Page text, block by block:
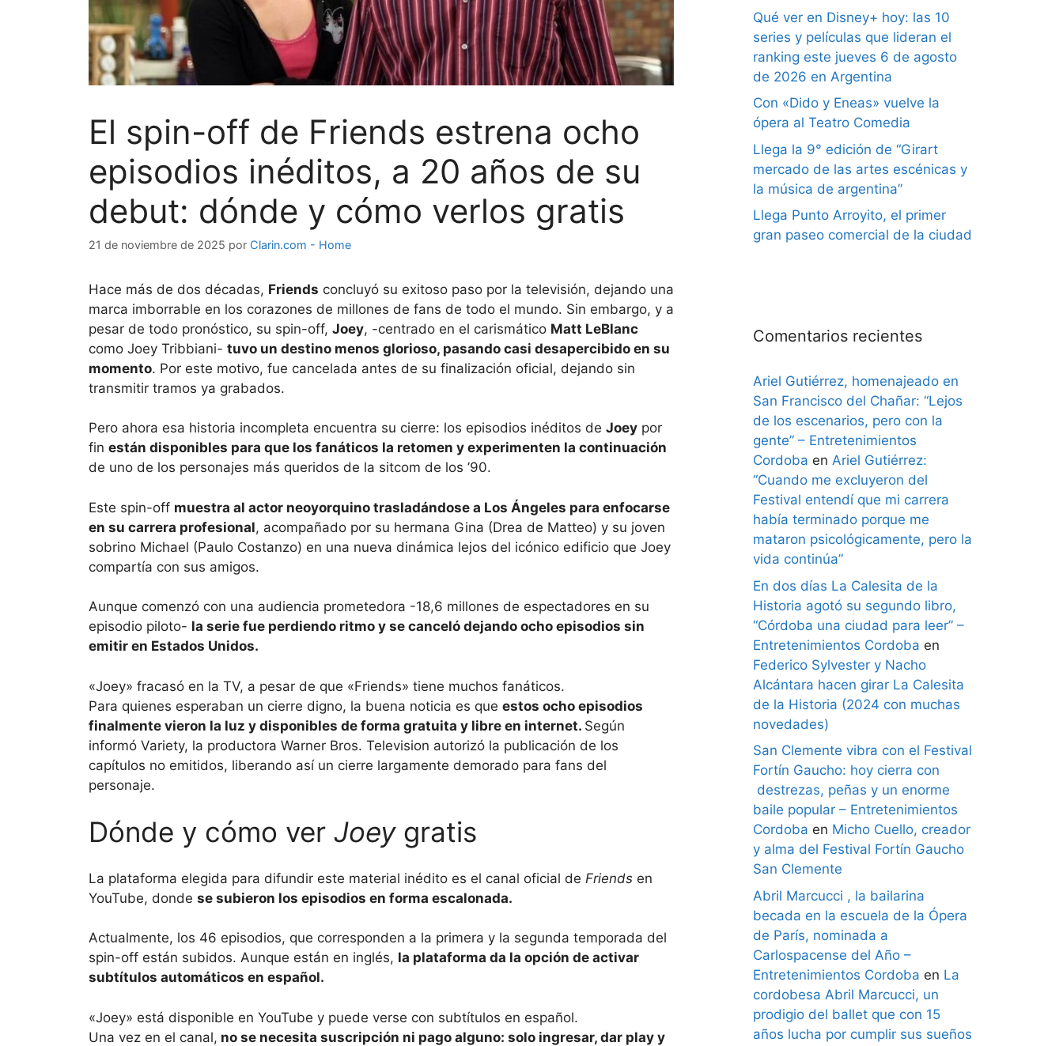
El spin-off de Friends estrena ocho
episodios inéditos, a 20 años de su
debut: dónde y cómo verlos gratis
21 de noviembre de 2025 por Clarin.com - Home
Hace más de dos décadas, Friends concluyó su exitoso paso por la televisión, dejando una
marca imborrable en los corazones de millones de fans de todo el mundo. Sin embargo, y a
pesar de todo pronóstico, su spin-off, Joey, -centrado en el carismático Matt LeBlanc
como Joey Tribbiani- tuvo un destino menos glorioso, pasando casi desapercibido en su
momento. Por este motivo, fue cancelada antes de su finalización oficial, dejando sin
transmitir tramos ya grabados.
Pero ahora esa historia incompleta encuentra su cierre: los episodios inéditos de Joey por
fin están disponibles para que los fanáticos la retomen y experimenten la continuación
de uno de los personajes más queridos de la sitcom de los ’90.
Este spin-off muestra al actor neoyorquino trasladándose a Los Ángeles para enfocarse
en su carrera profesional, acompañado por su hermana Gina (Drea de Matteo) y su joven
sobrino Michael (Paulo Costanzo) en una nueva dinámica lejos del icónico edificio que Joey
compartía con sus amigos.
Aunque comenzó con una audiencia prometedora -18,6 millones de espectadores en su
episodio piloto- la serie fue perdiendo ritmo y se canceló dejando ocho episodios sin
emitir en Estados Unidos.
«Joey» fracasó en la TV, a pesar de que «Friends» tiene muchos fanáticos.
Para quienes esperaban un cierre digno, la buena noticia es que estos ocho episodios
finalmente vieron la luz y disponibles de forma gratuita y libre en internet. Según
informó Variety, la productora Warner Bros. Television autorizó la publicación de los
capítulos no emitidos, liberando así un cierre largamente demorado para fans del
personaje.
Dónde y cómo ver Joey gratis
La plataforma elegida para difundir este material inédito es el canal oficial de Friends en
YouTube, donde se subieron los episodios en forma escalonada.
Actualmente, los 46 episodios, que corresponden a la primera y la segunda temporada del
spin-off están subidos. Aunque están en inglés, la plataforma da la opción de activar
subtítulos automáticos en español.
«Joey» está disponible en YouTube y puede verse con subtítulos en español.
Una vez en el canal, no se necesita suscripción ni pago alguno: solo ingresar, dar play y
Qué ver en Disney+ hoy: las 10
series y películas que lideran el
ranking este jueves 6 de agosto
de 2026 en Argentina
Con «Dido y Eneas» vuelve la
ópera al Teatro Comedia
Llega la 9° edición de “Girart
mercado de las artes escénicas y
la música de argentina”
Llega Punto Arroyito, el primer
gran paseo comercial de la ciudad
Comentarios recientes
Ariel Gutiérrez, homenajeado en
San Francisco del Chañar: “Lejos
de los escenarios, pero con la
gente” – Entretenimientos
Cordoba en Ariel Gutiérrez:
“Cuando me excluyeron del
Festival entendí que mi carrera
había terminado porque me
mataron psicológicamente, pero la
vida continúa”
En dos días La Calesita de la
Historia agotó su segundo libro,
“Córdoba una ciudad para leer” –
Entretenimientos Cordoba en
Federico Sylvester y Nacho
Alcántara hacen girar La Calesita
de la Historia (2024 con muchas
novedades)
San Clemente vibra con el Festival
Fortín Gaucho: hoy cierra con
destrezas, peñas y un enorme
baile popular – Entretenimientos
Cordoba en Micho Cuello, creador
y alma del Festival Fortín Gaucho
San Clemente
Abril Marcucci , la bailarina
becada en la escuela de la Ópera
de París, nominada a
Carlospacense del Año –
Entretenimientos Cordoba en La
cordobesa Abril Marcucci, un
prodigio del ballet que con 15
años lucha por cumplir sus sueños